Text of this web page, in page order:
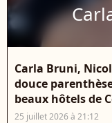
Carla Bruni,
douce
beaux hôtels de
25 juillet 2026 à 21:12